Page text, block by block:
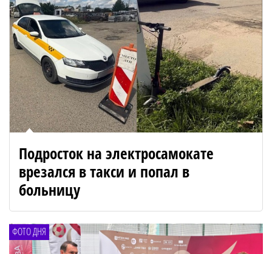
Подросток на электросамокате
врезался в такси и попал в
больницу
ФОТО ДНЯ